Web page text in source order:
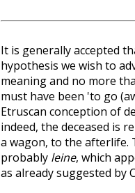
It is generally accepted
hypothesis we wish to
meaning and no more
must have been 'to go
Etruscan conception of
indeed, the deceased is
a wagon, to the afterlife.
probably leine, which
as already suggested by